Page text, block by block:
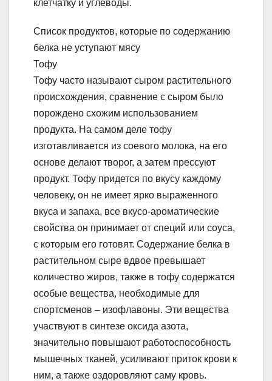
клетчатку и углеводы.
Список продуктов, которые по содержанию
белка не уступают мясу
Тофу
Тофу часто называют сыром растительного
происхождения, сравнение с сыром было
порождено схожим использованием
продукта. На самом деле тофу
изготавливается из соевого молока, на его
основе делают творог, а затем прессуют
продукт. Тофу придется по вкусу каждому
человеку, он не имеет ярко выраженного
вкуса и запаха, все вкусо-ароматические
свойства он принимает от специй или соуса,
с которым его готовят. Содержание белка в
растительном сыре вдвое превышает
количество жиров, также в тофу содержатся
особые вещества, необходимые для
спортсменов – изофлавоны. Эти вещества
участвуют в синтезе оксида азота,
значительно повышают работоспособность
мышечных тканей, усиливают приток крови к
ним, а также оздоровляют саму кровь.